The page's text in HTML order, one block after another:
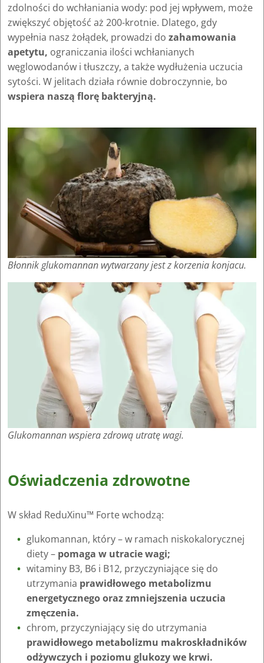
zdolności do wchłaniania wody: pod jej wpływem, może
zwiększyć objętość aż 200-krotnie. Dlatego, gdy
wypełnia nasz żołądek, prowadzi do zahamowania
apetytu, ograniczania ilości wchłanianych
węglowodanów i tłuszczy, a także wydłużenia uczucia
sytości. W jelitach działa równie dobroczynnie, bo
wspiera naszą florę bakteryjną.
Błonnik glukomannan wytwarzany jest z korzenia konjacu.
Glukomannan wspiera zdrową utratę wagi.
Oświadczenia zdrowotne
W skład ReduXinu™ Forte wchodzą:
glukomannan, który – w ramach niskokalorycznej
diety – pomaga w utracie wagi;
witaminy B3, B6 i B12, przyczyniające się do
utrzymania prawidłowego metabolizmu
energetycznego oraz zmniejszenia uczucia
zmęczenia.
chrom, przyczyniający się do utrzymania
prawidłowego metabolizmu makroskładników
odżywczych i poziomu glukozy we krwi.